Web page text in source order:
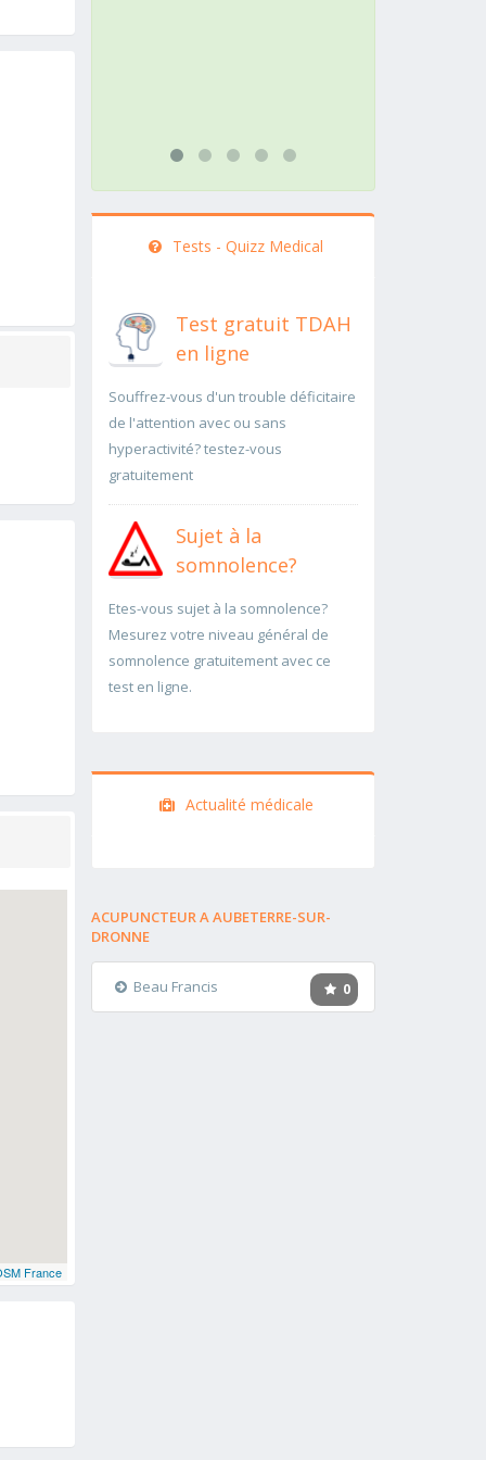
France
Tests - Quizz Medical
Test gratuit TDAH
en ligne
Souffrez-vous d'un trouble déficitaire
de l'attention avec ou sans
hyperactivité? testez-vous
gratuitement
Sujet à la
somnolence?
Etes-vous sujet à la somnolence?
Mesurez votre niveau général de
somnolence gratuitement avec ce
test en ligne.
Actualité médicale
ACUPUNCTEUR A AUBETERRE-SUR-
DRONNE
0
Beau Francis